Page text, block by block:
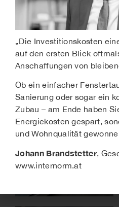
„Die Investitionskosten
auf den ersten Blick
Anschaffungen von
Ob ein einfacher
Sanierung oder sogar ein
Zubau – am Ende haben
Energiekosten gespart,
und Wohnqualität
Johann Brandstetter,
www.internorm.at